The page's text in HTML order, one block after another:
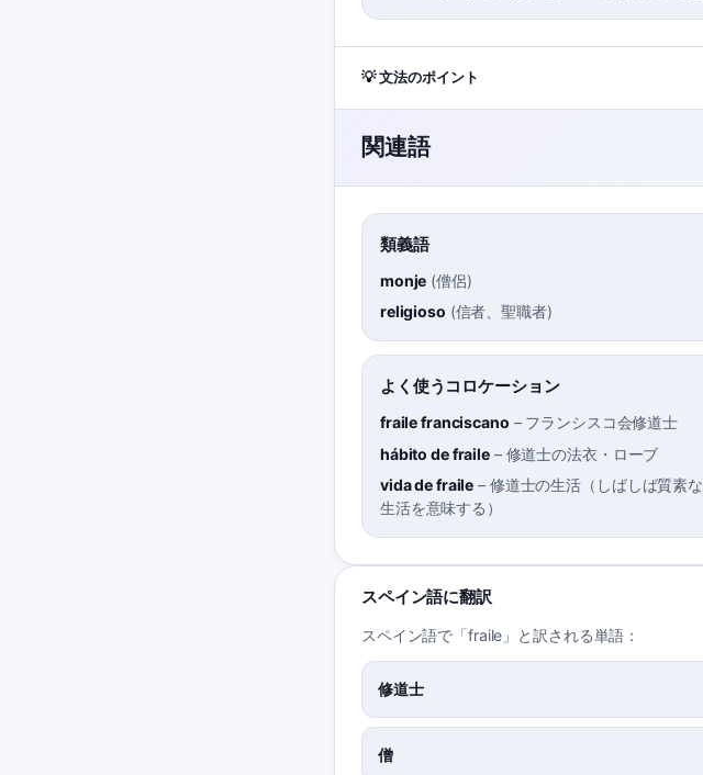
💡 文法のポイント
関連語
類義語
monje (僧侶)
religioso (信者、聖職者)
よく使うコロケーション
fraile franciscano – フランシスコ会修道士
hábito de fraile– 修道士の法衣・ローブ
vida de fraile – 修道士の生活（しばしば質素な
生活を意味する）
スペイン語に翻訳
スペイン語で「fraile」と訳される単語：
修道士
僧